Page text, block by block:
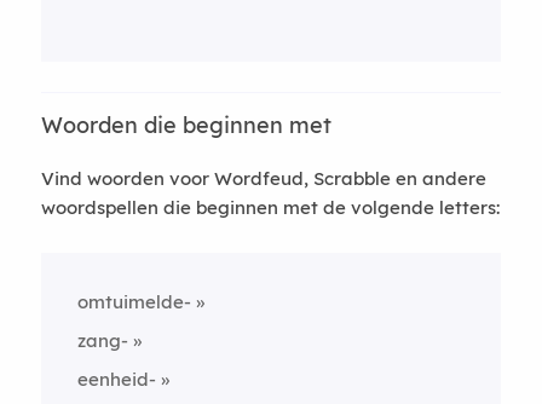
Woorden die beginnen met
Vind woorden voor Wordfeud, Scrabble en andere
woordspellen die beginnen met de volgende letters:
omtuimelde-
zang-
eenheid-